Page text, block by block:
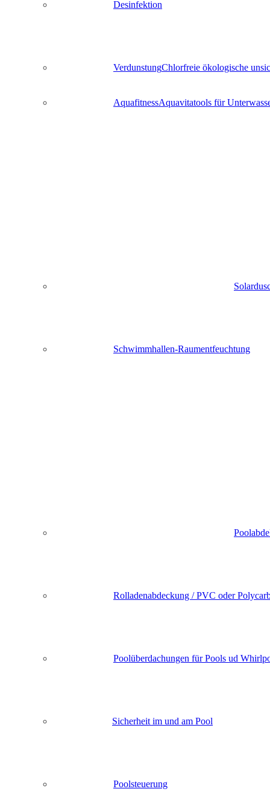
Desinfektion
VerdunstungChlorfreie ökologische
AquafitnessAquavitatools für
Schwimmhallen-Raumentfeuchtung
Rolladenabdeckung / PVC oder
Poolüberdachungen für Pools ud
Sicherheit im und am Pool
Poolsteuerung